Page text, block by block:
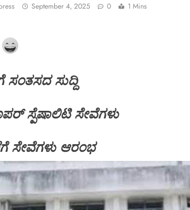
September 4, 2025 0 1 Mins
ಸುದ್ದಿ
ಸ್ಪೆಷಾಲಿಟಿ ಸೇವೆಗಳು
ಸೇವೆಗಳು ಆರಂಭ
ವಿಶೇಷ ಸುದ್ದಿ…*
SPECIAL NEWS
*ಶಿವಮೊಗ್ಗ;